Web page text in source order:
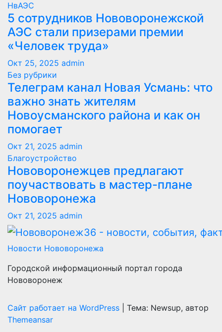
НвАЭС
5 сотрудников Нововоронежской
АЭС стали призерами премии
«Человек труда»
Окт 25, 2025 admin
Без рубрики
Телеграм канал Новая Усмань: что
важно знать жителям
Новоусманского района и как он
помогает
Окт 21, 2025 admin
Благоустройство
Нововоронежцев предлагают
поучаствовать в мастер-плане
Нововоронежа
Окт 21, 2025 admin
Новости Нововоронежа
Городской информационный портал города
Нововоронеж
Сайт работает на WordPress
Тема: Newsup, автор
Themeansar